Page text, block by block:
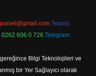
Teams:
0262 606 0 726 Telegram:
Bilgi Teknolojileri ve
bir Yer Sağlayıcı olarak